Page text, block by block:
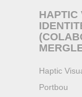
HAPTIC
Haptic
Portbou